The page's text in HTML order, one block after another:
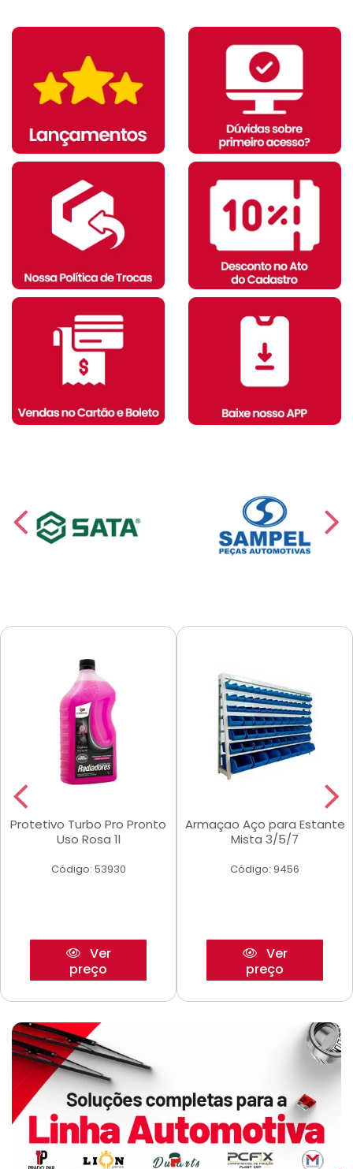
Protetivo Turbo Pro Pronto
Uso Rosa 1l
Código: 53930
Ver
preço
Armaçao Aço para Estante
Mista 3/5/7
Código: 9456
Ver
preço